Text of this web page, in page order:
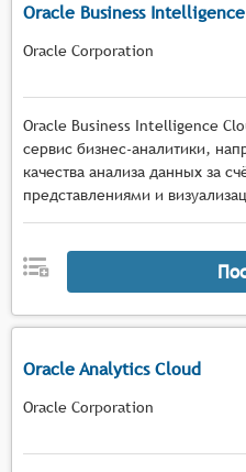
Oracle Business
Oracle Corporation
Oracle Business Intelligence
сервис бизнес-аналитики,
качества анализа данных за
представлениями и
Oracle Analytics Cloud
Oracle Corporation